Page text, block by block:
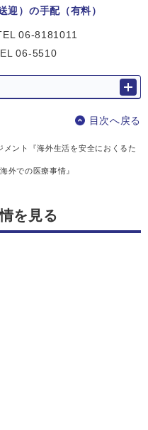
迎）の⼿配（有料）
06-8181011
06-5510
目次へ戻る
ント『海外生活を安全におくるた
外での医療事情』
を見る